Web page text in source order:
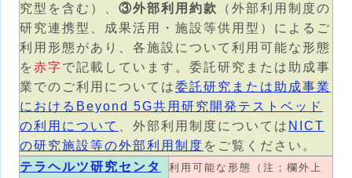
究型を含む）、 ③外部利用約款
（外部利用制度の
研究連携型、成果活用・施設等供用型）によるご
利用形態があり、各施設について利用可能な形態
を 赤字で記載しています。委託研究または助成事
業でのご利用については委託研究または助成事業
におけるBeyond 5G共用研究開発テストベッド
の利用について
、外部利用制度については NICT
の研究施設等の外部利用制度 をご覧ください。
テラヘルツ研究センタ
利用可能な形態（注；欄外上